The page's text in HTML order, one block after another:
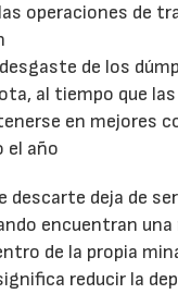
operaciones de
de los
al tiempo que
en mejores
el año
descarte deja de
encuentran una
de la propia
reducir la